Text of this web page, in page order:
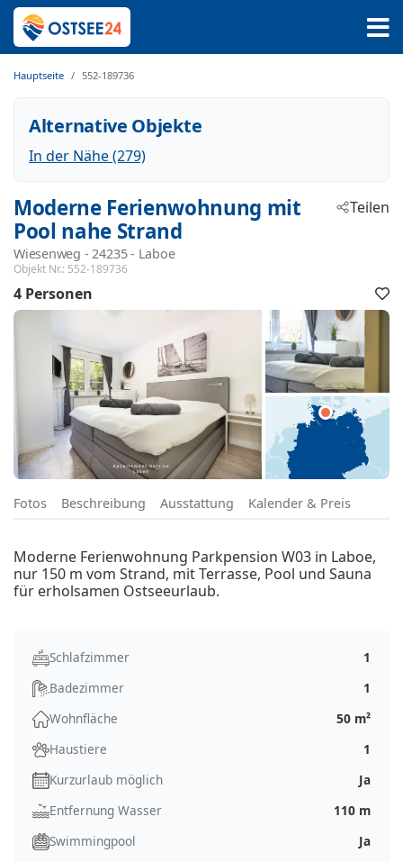
Hauptseite 552-189736
Alternative Objekte
In der Nähe (279)
Moderne Ferienwohnung mit
Pool nahe Strand
Wiesenweg - 24235 - Laboe
Objekt Nr.: 552-189736
Teilen
4 Personen
Fotos Beschreibung Ausstattung Kalender & Preis
Moderne Ferienwohnung Parkpension W03 in Laboe,
nur 150 m vom Strand, mit Terrasse, Pool und Sauna
für erholsamen Ostseeurlaub.
Schlafzimmer
1
Badezimmer
1
Wohnfläche
50 m²
Haustiere
1
Kurzurlaub möglich
Ja
Entfernung Wasser
110 m
Swimmingpool
Ja